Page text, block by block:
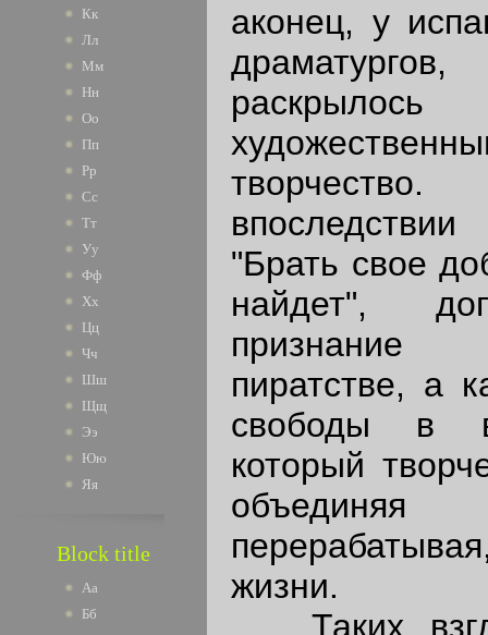
Кк
Лл
Мм
Нн
Оо
Пп
Рр
Сс
Тт
Уу
Фф
Хх
Цц
Чч
Шш
Щщ
Ээ
Юю
Яя
Block title
Аа
Бб
аконец, у
"Брать свое
найдет",
признание
пиратстве, а
свободы в
который
объединяя
жизни.
Таких